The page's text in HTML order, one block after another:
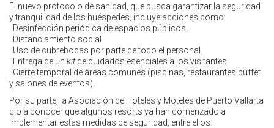
El nuevo protocolo de sanidad, que busca garantizar la seguridad
y tranquilidad de los huéspedes, incluye acciones como:
· Desinfección periódica de espacios públicos.
· Distanciamiento social.
· Uso de cubrebocas por parte de todo el personal.
· Entrega de un kitde cuidados esenciales a los visitantes.
· Cierre temporal de áreas comunes (piscinas, restaurantes buffet
y salones de eventos).
Por su parte, la Asociación de Hoteles y Moteles de Puerto Vallarta
dio a conocer que algunos resorts ya han comenzado a
implementar estas medidas de seguridad, entre ellos: